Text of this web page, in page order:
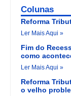
Colunas
Reforma
Ler Mais Aqui »
Fim do
como
Ler Mais Aqui »
Reforma
o velho